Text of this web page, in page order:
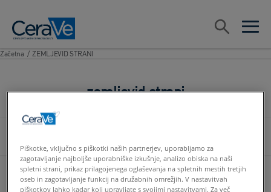
open
open
Search
Začetna / ZEMLJEVID STRANI
zemljevid strani
NAŠE SESTAVINE
Piškotke, vključno s piškotki naših partnerjev, uporabljamo za
zagotavljanje najboljše uporabniške izkušnje, analizo obiska na naši
spletni strani, prikaz prilagojenega oglaševanja na spletnih mestih tretjih
oseb in zagotavljanje funkcij na družabnih omrežjih. V nastavitvah
piškotkov lahko kadar koli upravljate s svojimi nastavitvami. Za več